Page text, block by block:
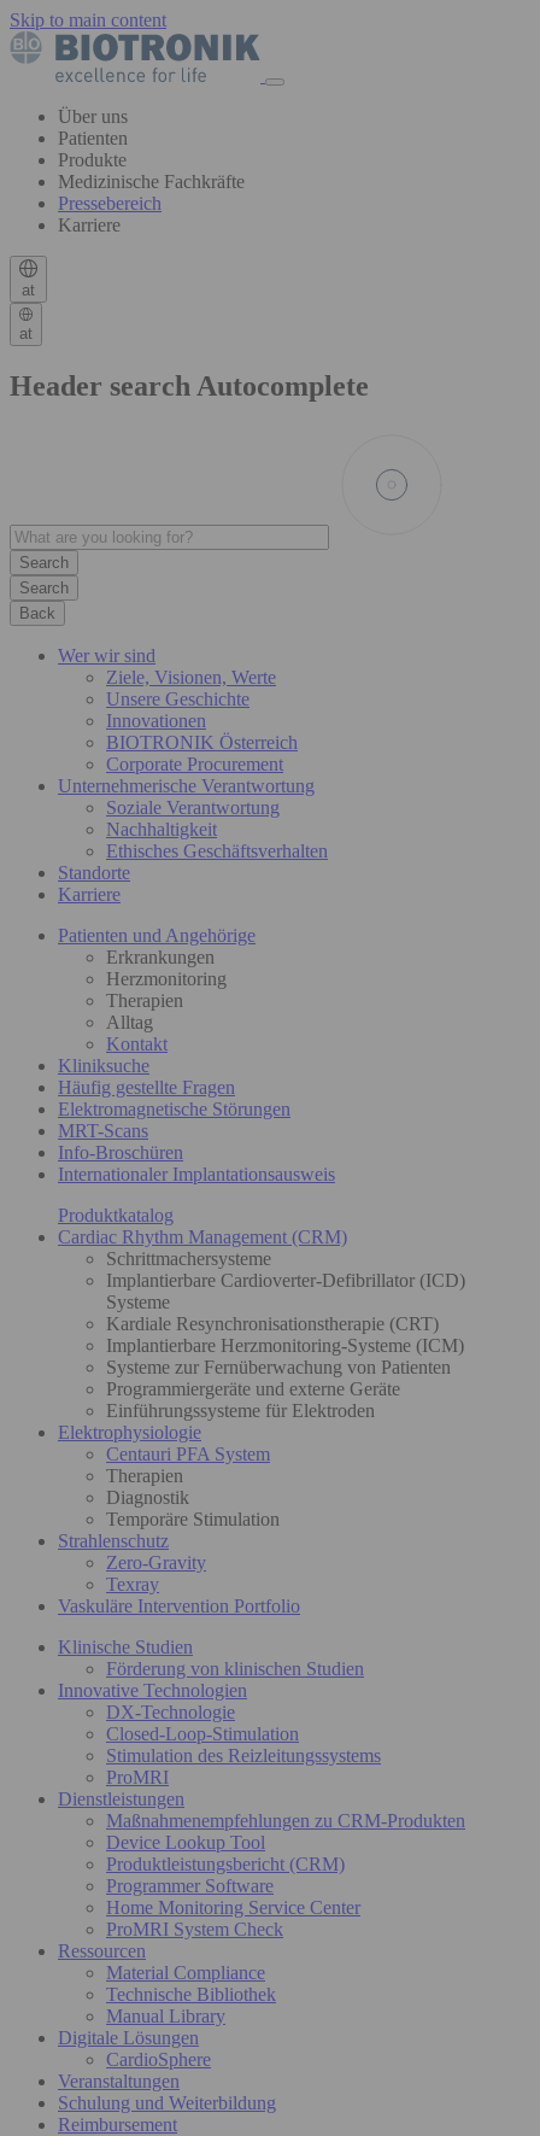
Skip to main content
Über uns
Patienten
Produkte
Medizinische Fachkräfte
Pressebereich
Karriere
at
at
Header search Autocomplete
Search
Back
Wer wir sind
Ziele, Visionen, Werte
Unsere Geschichte
Innovationen
BIOTRONIK Österreich
Corporate Procurement
Unternehmerische Verantwortung
Soziale Verantwortung
Nachhaltigkeit
Ethisches Geschäftsverhalten
Standorte
Karriere
Patienten und Angehörige
Erkrankungen
Herzmonitoring
Therapien
Alltag
Kontakt
Kliniksuche
Häufig gestellte Fragen
Elektromagnetische Störungen
MRT-Scans
Info-Broschüren
Internationaler Implantationsausweis
Produktkatalog
Cardiac Rhythm Management (CRM)
Schrittmachersysteme
Implantierbare Cardioverter-Defibrillator (ICD)
Systeme
Kardiale Resynchronisationstherapie (CRT)
Implantierbare Herzmonitoring-Systeme (ICM)
Systeme zur Fernüberwachung von Patienten
Programmiergeräte und externe Geräte
Einführungssysteme für Elektroden
Elektrophysiologie
Centauri PFA System
Therapien
Diagnostik
Temporäre Stimulation
Strahlenschutz
Zero-Gravity
Texray
Vaskuläre Intervention Portfolio
Klinische Studien
Förderung von klinischen Studien
Innovative Technologien
DX-Technologie
Closed-Loop-Stimulation
Stimulation des Reizleitungssystems
ProMRI
Dienstleistungen
Maßnahmenempfehlungen zu CRM-Produkten
Device Lookup Tool
Produktleistungsbericht (CRM)
Programmer Software
Home Monitoring Service Center
ProMRI System Check
Ressourcen
Material Compliance
Technische Bibliothek
Manual Library
Digitale Lösungen
CardioSphere
Veranstaltungen
Schulung und Weiterbildung
Reimbursement